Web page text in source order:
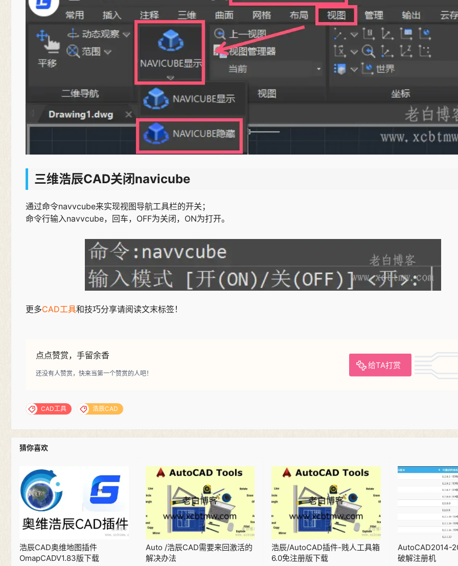
三维浩辰CAD关闭navicube
通过命令navvcube来实现视图导航工具栏的开关；
命令行输入navvcube，回车，OFF为关闭，ON为打开。
更多CAD工具和技巧分享请阅读文末标签！
点点赞赏，手留余香
给TA打赏
还没有人赞赏，快来当第一个赞赏的人吧！
CAD工具 浩辰CAD
猜你喜欢
浩辰CAD奥维地图插件
OmapCADV1.83版下载
Auto /浩辰CAD需要来回激活的
解决办法
浩辰/AutoCAD插件-贱人工具箱
6.0免注册版下载
AutoCAD2014-
破解注册机